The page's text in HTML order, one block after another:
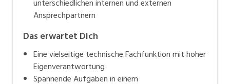
unterschiedlichen internen und externen
Ansprechpartnern
Das erwartet Dich
Eine vielseitige technische Fachfunktion mit hoher
Eigenverantwortung
Spannende Aufgaben in einem